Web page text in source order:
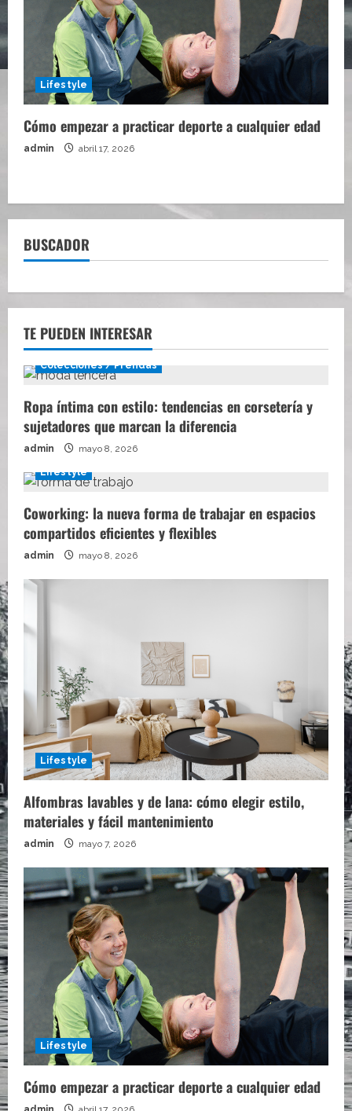
Lifestyle
Cómo empezar a practicar deporte a cualquier edad
admin abril 17, 2026
BUSCADOR
TE PUEDEN INTERESAR
Colecciones / Prendas
Ropa íntima con estilo: tendencias en corsetería y
sujetadores que marcan la diferencia
admin mayo 8, 2026
Lifestyle
Coworking: la nueva forma de trabajar en espacios
compartidos eficientes y flexibles
admin mayo 8, 2026
Lifestyle
Alfombras lavables y de lana: cómo elegir estilo,
materiales y fácil mantenimiento
admin mayo 7, 2026
Lifestyle
Cómo empezar a practicar deporte a cualquier edad